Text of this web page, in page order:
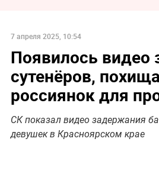
7 апреля 2025, 10:54
Появилось видео
сутенёров,
россиянок для
СК показал видео задержания
девушек в Красноярском крае